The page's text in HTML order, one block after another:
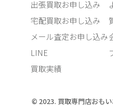
出張買取お申し込み
宅配買取お申し込み
メール査定お申し込み
LINE
買取実績
© 2023. 買取専門店おも